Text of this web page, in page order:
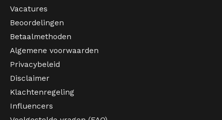
Vacatures
Beoordelingen
Betaalmethoden
Algemene voorwaarden
Privacybeleid
Disclaimer
Klachtenregeling
Influencers